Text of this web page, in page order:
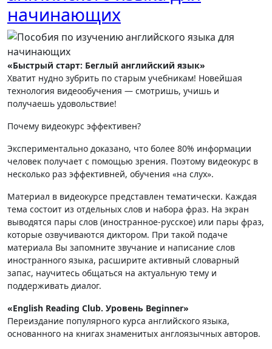
начинающих
«Быстрый старт: Беглый английский язык»
Хватит нудно зубрить по старым учебникам! Новейшая
технология видеообучения — смотришь, учишь и
получаешь удовольствие!
Почему видеокурс эффективен?
Экспериментально доказано, что более 80% информации
человек получает с помощью зрения. Поэтому видеокурс в
несколько раз эффективней, обучения «на слух».
Материал в видеокурсе представлен тематически. Каждая
тема состоит из отдельных слов и набора фраз. На экран
выводятся пары слов (иностранное-русское) или пары фраз,
которые озвучиваются диктором. При такой подаче
материала Вы запомните звучание и написание слов
иностранного языка, расширите активный словарный
запас, научитесь общаться на актуальную тему и
поддерживать диалог.
«English Reading Club. Уровень Beginner»
Переиздание популярного курса английского языка,
основанного на книгах знаменитых англоязычных авторов.